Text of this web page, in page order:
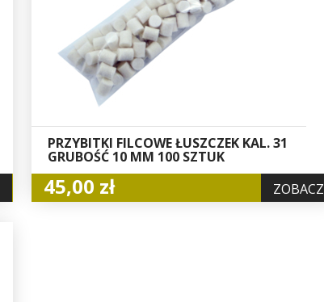
PRZYBITKI FILCOWE ŁUSZCZEK KAL. 31
GRUBOŚĆ 10 MM 100 SZTUK
45,00 zł ZOBACZ